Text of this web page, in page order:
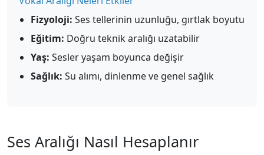
Fizyoloji: Ses tellerinin uzunluğu, gırtlak boyutu
Eğitim: Doğru teknik aralığı uzatabilir
Yaş: Sesler yaşam boyunca değişir
Sağlık: Su alımı, dinlenme ve genel sağlık
Ses Aralığı Nasıl Hesaplanır